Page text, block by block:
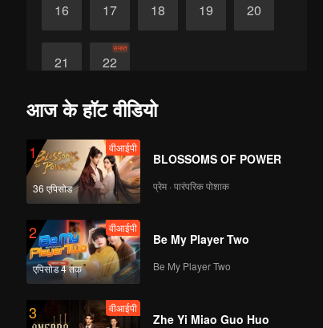
16 17 18 19 20
21 22
समाप्त
आज के हॉट वीडियो
1
36 एपिसोड
वीआईपी
BLOSSOMS OF POWER
प्रेम · पारंपरिक पोशाक
2
एपिसोड 4 तक
वीआईपी
Be My Player Two
Be My Player Two
3 वीआईपी
Zhe Yi Miao Guo Huo